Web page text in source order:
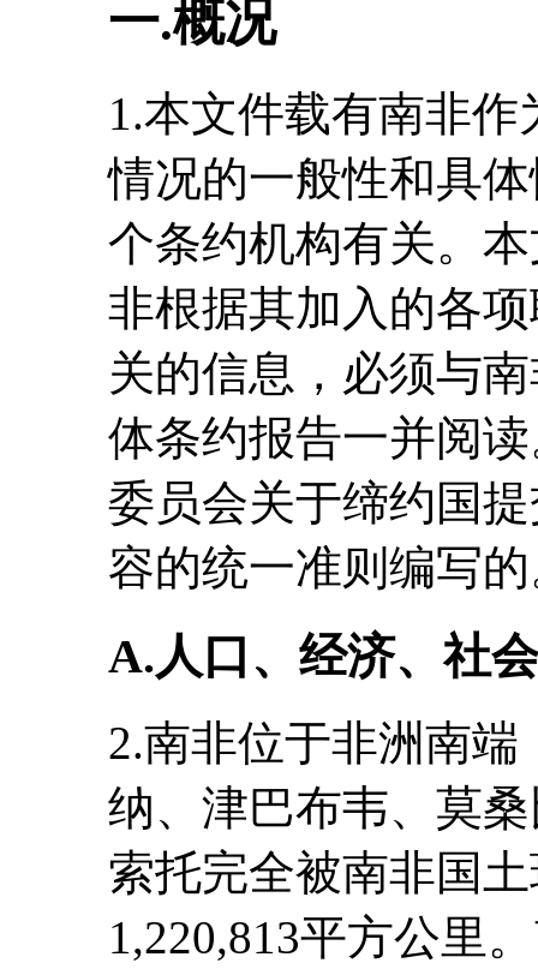
一.概况
1.本文件载有南非
情况的一般性和具
个条约机构有关。
非根据其加入的各
关的信息，必须与
体条约报告一并阅
委员会关于缔约国
容的统一准则编写
A.人口、经济、社
2.南非位于非洲南
纳、津巴布韦、莫
索托完全被南非国
1,220,813平方公里